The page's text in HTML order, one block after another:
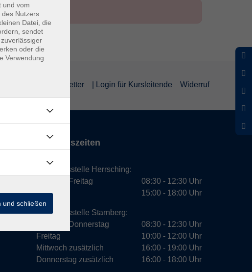
Newsletter | Login für Kursleitende Widerruf
Öffnungszeiten
Geschäftsstelle Herrsching:
Montag - Freitag
Dienstag
08:30 - 12:30 Uhr
15:00 - 18:00 Uhr
Geschäftsstelle Starnberg:
Montag - Donnerstag
Freitag
Mittwoch zusätzlich
Donnerstag zusätzlich
08:30 - 12:30 Uhr
10:00 - 12:00 Uhr
16:00 - 19:00 Uhr
16:00 - 18:00 Uhr
und vom
Nutzers
Datei, die
sendet
oder die
Verwendung
und schließen